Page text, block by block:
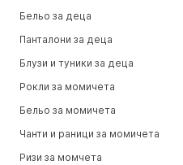
Бельо за деца
Панталони за деца
Блузи и туники за деца
Рокли за момичета
Бельо за момичета
Чанти и раници за момичета
Ризи за момчета